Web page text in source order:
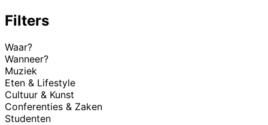
Filters
Waar?
Wanneer?
Muziek
Eten & Lifestyle
Cultuur & Kunst
Conferenties & Zaken
Studenten